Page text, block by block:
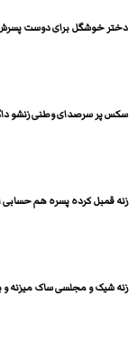
دختر خوشگل برای دوست پسرش
سکس پر سرصدای وطنی زنشو
زنه قمبل کرده پسره هم
زنه شیک و مجلسی ساک میزنه و